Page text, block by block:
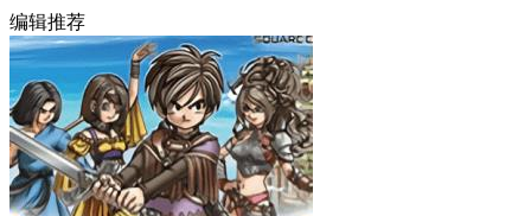
编辑推荐